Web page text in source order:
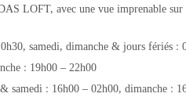
LOFT, avec une vue imprenable
samedi, dimanche & jours fériés :
: 19h00 – 22h00
samedi : 16h00 – 02h00, dimanche :